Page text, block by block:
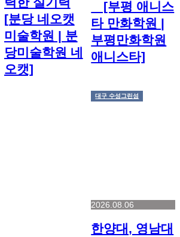
[분당 네오캣
미술학원 | 분
당미술학원 네
오캣]
⠀ [부평 애니스
타 만화학원 |
부평만화학원
애니스타]
대구 수성그린섬
2026.08.06
한양대, 영남대